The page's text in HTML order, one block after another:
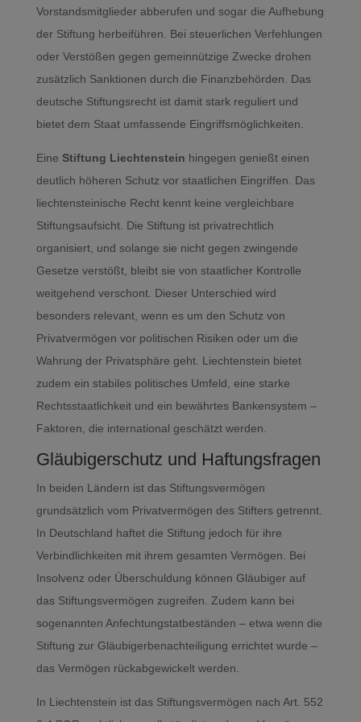
Vorstandsmitglieder abberufen und sogar die Aufhebung
der Stiftung herbeiführen. Bei steuerlichen Verfehlungen
oder Verstößen gegen gemeinnützige Zwecke drohen
zusätzlich Sanktionen durch die Finanzbehörden. Das
deutsche Stiftungsrecht ist damit stark reguliert und
bietet dem Staat umfassende Eingriffsmöglichkeiten.
Eine Stiftung Liechtenstein hingegen genießt einen
deutlich höheren Schutz vor staatlichen Eingriffen. Das
liechtensteinische Recht kennt keine vergleichbare
Stiftungsaufsicht. Die Stiftung ist privatrechtlich
organisiert, und solange sie nicht gegen zwingende
Gesetze verstößt, bleibt sie von staatlicher Kontrolle
weitgehend verschont. Dieser Unterschied wird
besonders relevant, wenn es um den Schutz von
Privatvermögen vor politischen Risiken oder um die
Wahrung der Privatsphäre geht. Liechtenstein bietet
zudem ein stabiles politisches Umfeld, eine starke
Rechtsstaatlichkeit und ein bewährtes Bankensystem –
Faktoren, die international geschätzt werden.
Gläubigerschutz und Haftungsfragen
In beiden Ländern ist das Stiftungsvermögen
grundsätzlich vom Privatvermögen des Stifters getrennt.
In Deutschland haftet die Stiftung jedoch für ihre
Verbindlichkeiten mit ihrem gesamten Vermögen. Bei
Insolvenz oder Überschuldung können Gläubiger auf
das Stiftungsvermögen zugreifen. Zudem kann bei
sogenannten Anfechtungstatbeständen – etwa wenn die
Stiftung zur Gläubigerbenachteiligung errichtet wurde –
das Vermögen rückabgewickelt werden.
In Liechtenstein ist das Stiftungsvermögen nach Art. 552